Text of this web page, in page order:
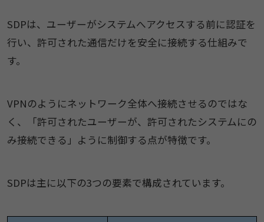
SDPは、ユーザーがシステムへアクセスする前に認証を
行い、許可された通信だけを安全に接続する仕組みで
す。
VPNのようにネットワーク全体へ接続させるのではな
く、「許可されたユーザーが、許可されたシステムにの
み接続できる」ように制御する点が特徴です。
SDPは主に以下の3つの要素で構成されています。